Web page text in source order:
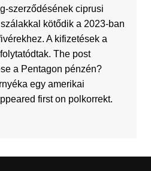
szerződésének ciprusi
kötődik a 2023-ban
A kifizetések a
The post
a Pentagon pénzén?
egy amerikai
first on polkorrekt.